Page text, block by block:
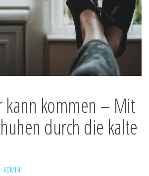
kann kommen – Mit
durch die kalte
ADMIN